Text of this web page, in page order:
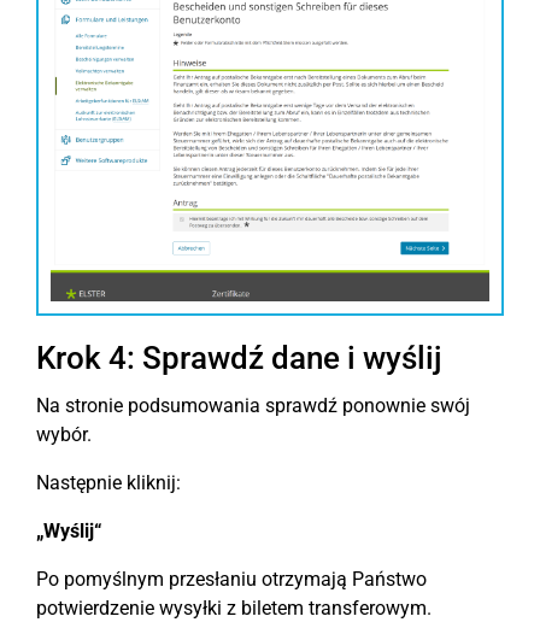
Krok 4: Sprawdź dane i wyślij
Na stronie podsumowania sprawdź ponownie swój
wybór.
Następnie kliknij:
„Wyślij“
Po pomyślnym przesłaniu otrzymają Państwo
potwierdzenie wysyłki z biletem transferowym.